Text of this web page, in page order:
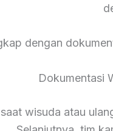
dengan
Dokumentasi
wisuda atau